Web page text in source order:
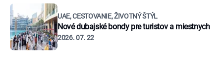
UAE, CESTOVANIE, ŽIVOTNÝ ŠTÝL
Nové dubajské bondy pre turistov a miestnych
2026. 07. 22